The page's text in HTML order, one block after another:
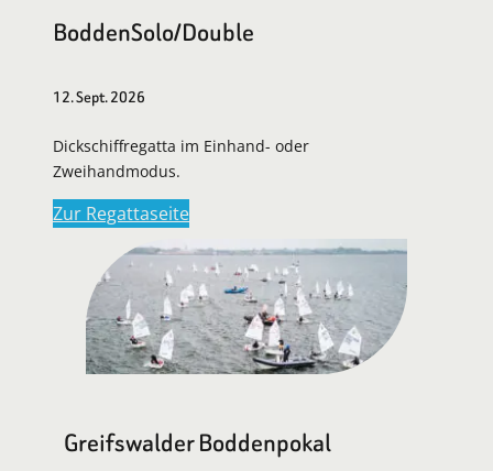
BoddenSolo/Double
12. Sept. 2026
Dickschiffregatta im Einhand- oder
Zweihandmodus.
Zur Regattaseite
Greifswalder Boddenpokal